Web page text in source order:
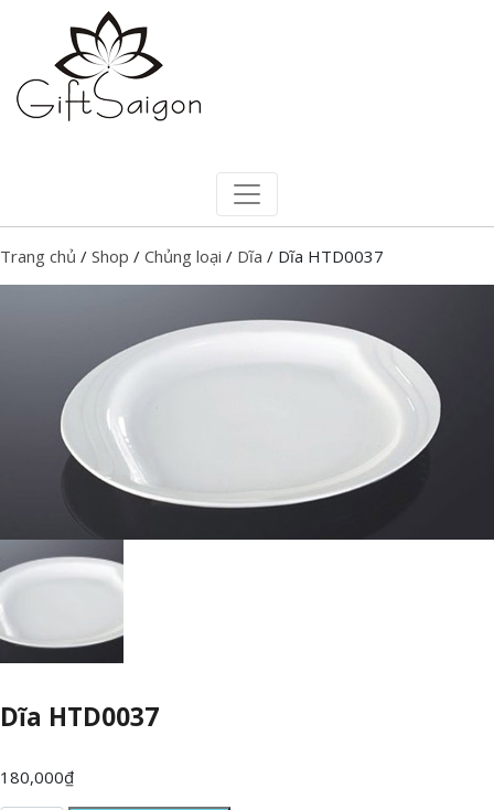
Trang chủ / Shop / Chủng loại / Dĩa / Dĩa HTD0037
Dĩa HTD0037
180,000₫